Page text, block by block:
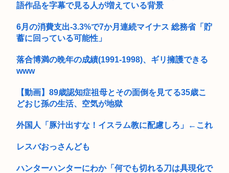
決
可愛すぎるおむすび屋さん（28）、新店舗に4000万円クラフ
ァン...
米卸、ブチギレ「国民が米を買わないせいで84%も減益したん
だが？...
語作品を字幕で見る人が増えている背景
6月の消費支出-3.3%で7か月連続マイナス 総務省「貯
蓄に回っている可能性」
落合博満の晩年の成績(1991-1998)、ギリ擁護できる
www
【動画】89歳認知症祖母とその面倒を見てる35歳こ
どおじ孫の生活、空気が地獄
外国人「豚汁出すな！イスラム教に配慮しろ」←これ
レスバおっさんども
ハンターハンターにわか「何でも切れる刀は具現化で